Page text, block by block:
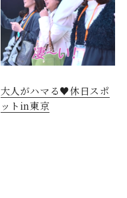
大人がハマる♥休日スポ
ットin東京